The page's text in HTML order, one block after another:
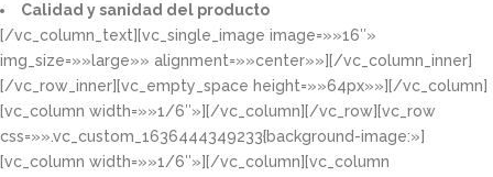
Calidad y sanidad del producto​
[/vc_column_text][vc_single_image image=»»16″»
img_size=»»large»» alignment=»»center»»][/vc_column_inner]
[/vc_row_inner][vc_empty_space height=»»64px»»][/vc_column]
[vc_column width=»»1/6″»][/vc_column][/vc_row][vc_row
css=»».vc_custom_1636444349233{background-image:»]
[vc_column width=»»1/6″»][/vc_column][vc_column